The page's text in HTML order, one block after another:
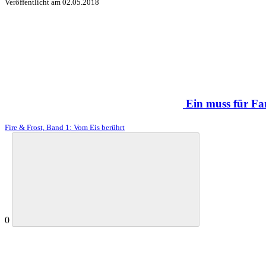
Veröffentlicht am 02.05.2018
Ein muss für
Fire & Frost, Band 1: Vom Eis berührt
0